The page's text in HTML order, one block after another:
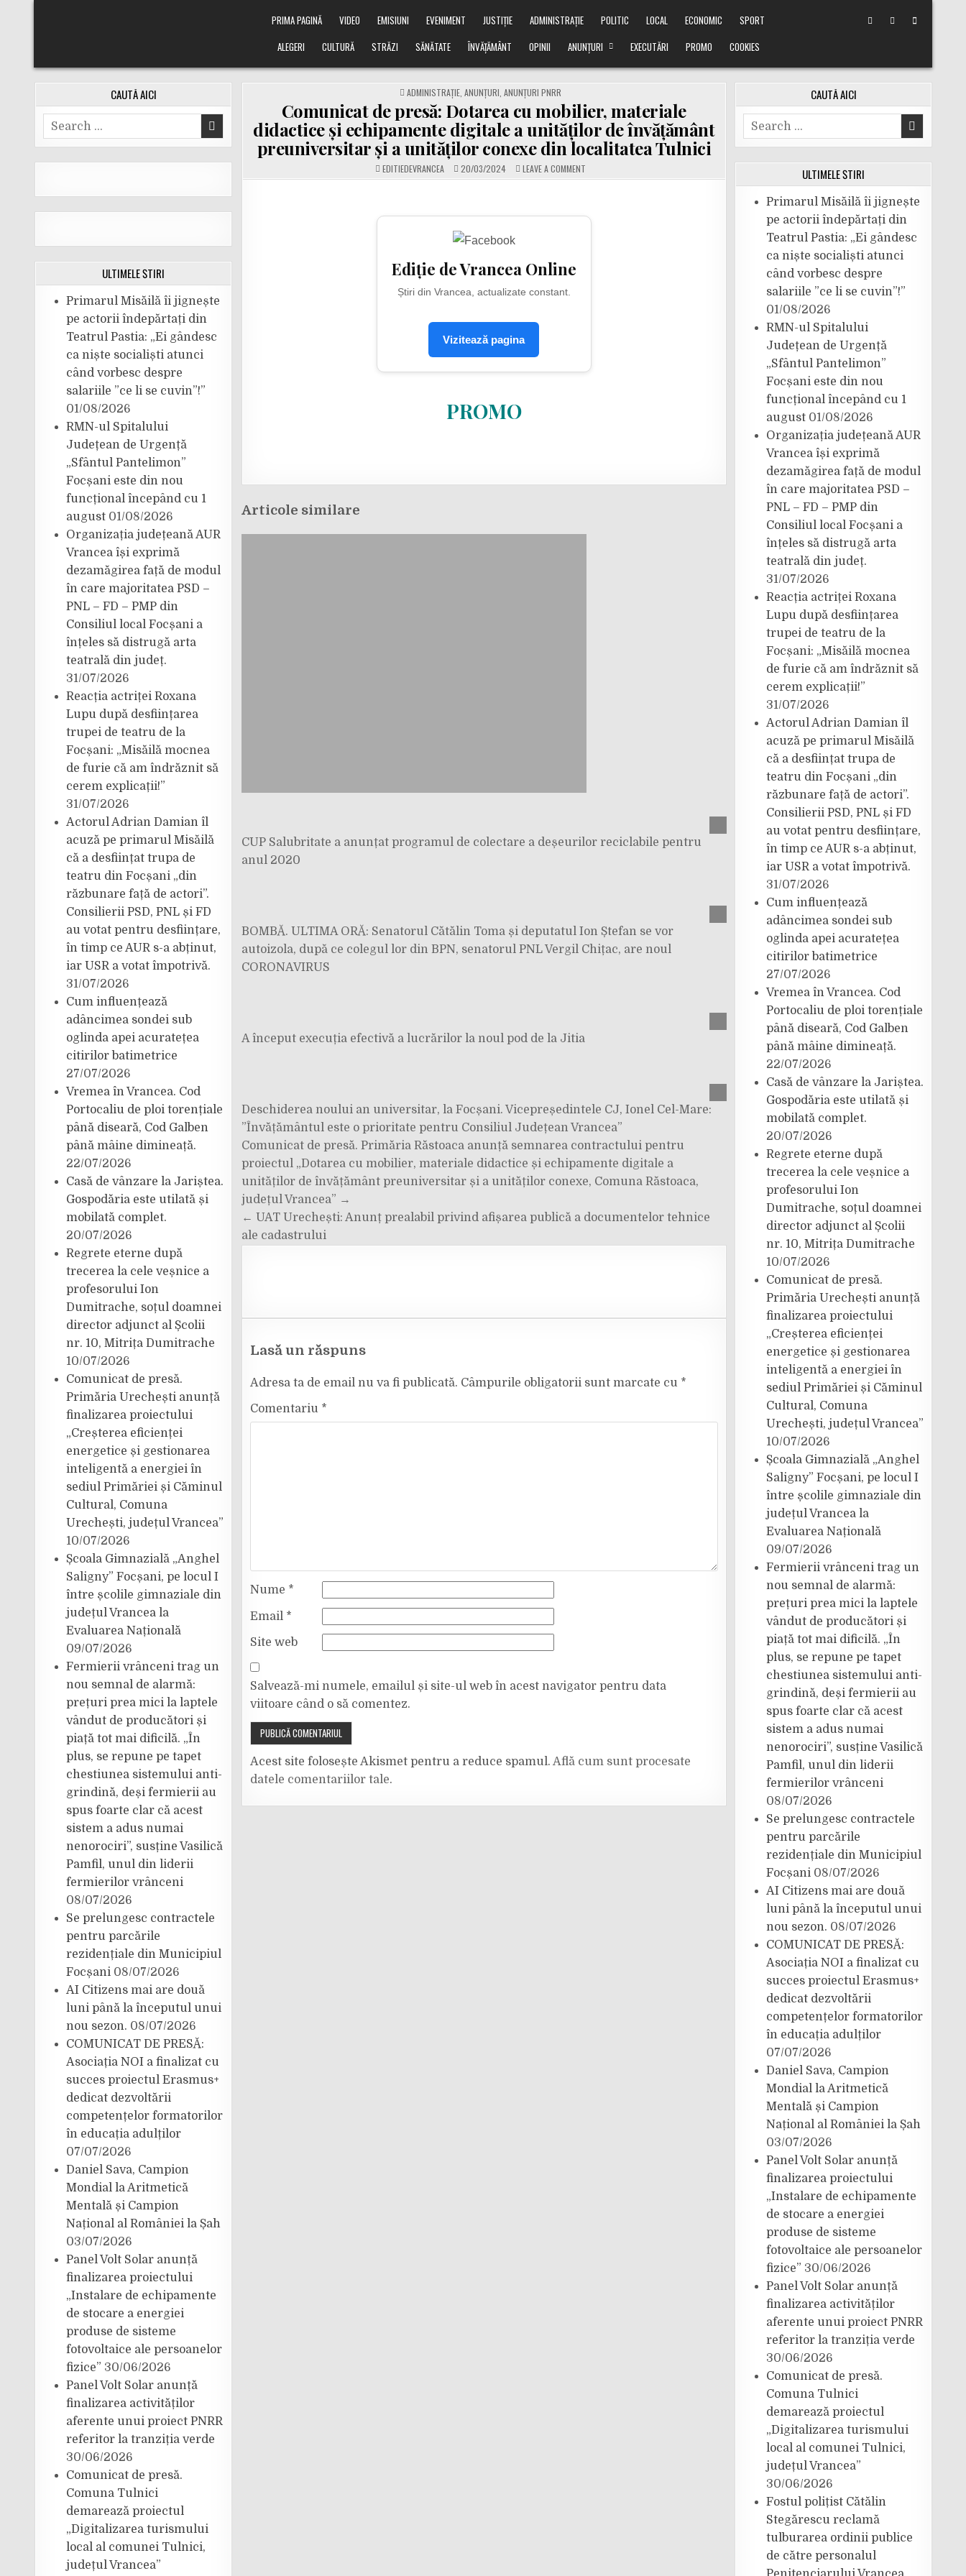
PRIMA PAGINĂ VIDEO EMISIUNI EVENIMENT JUSTIȚIE ADMINISTRAȚIE POLITIC LOCAL ECONOMIC
SPORT
ALEGERI
CULTURĂ STRĂZI SĂNĂTATE ÎNVĂȚĂMÂNT OPINII ANUNȚURI EXECUTĂRI PROMO COOKIES
POSTED
IN
ADMINISTRAȚIE, ANUNȚURI ANUNȚURI PNRR
Comunicat de presă: Dotarea cu mobilier, materiale
didactice și echipamente digitale a unităților de învățământ
preuniversitar și a unităților conexe din localitatea Tulnici
EDITIEDEVRANCEA 20/03/2024 LEAVE A COMMENTON
COMUNICAT
MOBILIER,
TULNICI
Ediție de Vrancea Online
Știri din Vrancea, actualizate constant.
Vizitează pagina
PROMO
Articole similare
CUP Salubritate a anunțat programul de colectare a deșeurilor reciclabile pentru
anul 2020
BOMBĂ. ULTIMA ORĂ: Senatorul Cătălin Toma și deputatul Ion Ștefan se vor
autoizola, după ce colegul lor din BPN, senatorul PNL Vergil Chițac, are noul
CORONAVIRUS
A început execuția efectivă a lucrărilor la noul pod de la Jitia
Deschiderea noului an universitar, la Focșani. Vicepreședintele CJ, Ionel Cel-Mare:
”Învățământul este o prioritate pentru Consiliul Județean Vrancea”
Navigare
în
articole
Comunicat de presă. Primăria Răstoaca anunță semnarea contractului pentru
proiectul „Dotarea cu mobilier, materiale didactice și echipamente digitale a
unităților de învățământ preuniversitar și a unităților conexe, Comuna Răstoaca,
județul Vrancea” →
← UAT Urechești: Anunț prealabil privind afișarea publică a documentelor tehnice
ale cadastrului
Lasă un răspuns
Adresa ta de email nu va fi publicată. Câmpurile obligatorii sunt marcate cu *
Comentariu *
Nume *
Email *
Site web
Salvează-mi numele, emailul și site-ul web în acest navigator pentru data
viitoare când o să comentez.
Acest site folosește Akismet pentru a reduce spamul. Află cum sunt procesate
datele comentariilor tale.
CAUTĂ AICI
Search
for:
ULTIMELE ȘTIRI
Primarul Misăilă îi jignește
pe actorii îndepărtați din
Teatrul Pastia: „Ei gândesc
ca niște socialiști atunci
când vorbesc despre
salariile ”ce li se cuvin”!”
01/08/2026
RMN-ul Spitalului
Județean de Urgență
„Sfântul Pantelimon”
Focșani este din nou
funcțional începând cu 1
august 01/08/2026
Organizația județeană AUR
Vrancea își exprimă
dezamăgirea față de modul
în care majoritatea PSD –
PNL – FD – PMP din
Consiliul local Focșani a
înțeles să distrugă arta
teatrală din județ.
31/07/2026
Reacția actriței Roxana
Lupu după desființarea
trupei de teatru de la
Focșani: „Misăilă mocnea
de furie că am îndrăznit să
cerem explicații!”
31/07/2026
Actorul Adrian Damian îl
acuză pe primarul Misăilă
că a desființat trupa de
teatru din Focșani „din
răzbunare față de actori”.
Consilierii PSD, PNL și FD
au votat pentru desființare,
în timp ce AUR s-a abținut,
iar USR a votat împotrivă.
31/07/2026
Cum influențează
adâncimea sondei sub
oglinda apei acuratețea
citirilor batimetrice
27/07/2026
Vremea în Vrancea. Cod
Portocaliu de ploi torențiale
până diseară, Cod Galben
până mâine dimineață.
22/07/2026
Casă de vânzare la Jariștea.
Gospodăria este utilată și
mobilată complet.
20/07/2026
Regrete eterne după
trecerea la cele veșnice a
profesorului Ion
Dumitrache, soțul doamnei
director adjunct al Școlii
nr. 10, Mitrița Dumitrache
10/07/2026
Comunicat de presă.
Primăria Urechești anunță
finalizarea proiectului
„Creșterea eficienței
energetice și gestionarea
inteligentă a energiei în
sediul Primăriei și Căminul
Cultural, Comuna
Urechești, județul Vrancea”
10/07/2026
Școala Gimnazială „Anghel
Saligny” Focșani, pe locul I
între școlile gimnaziale din
județul Vrancea la
Evaluarea Națională
09/07/2026
Fermierii vrânceni trag un
nou semnal de alarmă:
prețuri prea mici la laptele
vândut de producători și
piață tot mai dificilă. „În
plus, se repune pe tapet
chestiunea sistemului anti-
grindină, deși fermierii au
spus foarte clar că acest
sistem a adus numai
nenorociri”, susține Vasilică
Pamfil, unul din liderii
fermierilor vrânceni
08/07/2026
Se prelungesc contractele
pentru parcările
rezidențiale din Municipiul
Focșani 08/07/2026
AI Citizens mai are două
luni până la începutul unui
nou sezon. 08/07/2026
COMUNICAT DE PRESĂ:
Asociația NOI a finalizat cu
succes proiectul Erasmus+
dedicat dezvoltării
competențelor formatorilor
în educația adulților
07/07/2026
Daniel Sava, Campion
Mondial la Aritmetică
Mentală și Campion
Național al României la Șah
03/07/2026
Panel Volt Solar anunță
finalizarea proiectului
„Instalare de echipamente
de stocare a energiei
produse de sisteme
fotovoltaice ale persoanelor
fizice” 30/06/2026
Panel Volt Solar anunță
finalizarea activităților
aferente unui proiect PNRR
referitor la tranziția verde
30/06/2026
Comunicat de presă.
Comuna Tulnici
demarează proiectul
„Digitalizarea turismului
local al comunei Tulnici,
județul Vrancea”
CAUTĂ AICI
Search
for:
ULTIMELE ȘTIRI
Primarul Misăilă îi jignește
pe actorii îndepărtați din
Teatrul Pastia: „Ei gândesc
ca niște socialiști atunci
când vorbesc despre
salariile ”ce li se cuvin”!”
01/08/2026
RMN-ul Spitalului
Județean de Urgență
„Sfântul Pantelimon”
Focșani este din nou
funcțional începând cu 1
august 01/08/2026
Organizația județeană AUR
Vrancea își exprimă
dezamăgirea față de modul
în care majoritatea PSD –
PNL – FD – PMP din
Consiliul local Focșani a
înțeles să distrugă arta
teatrală din județ.
31/07/2026
Reacția actriței Roxana
Lupu după desființarea
trupei de teatru de la
Focșani: „Misăilă mocnea
de furie că am îndrăznit să
cerem explicații!”
31/07/2026
Actorul Adrian Damian îl
acuză pe primarul Misăilă
că a desființat trupa de
teatru din Focșani „din
răzbunare față de actori”.
Consilierii PSD, PNL și FD
au votat pentru desființare,
în timp ce AUR s-a abținut,
iar USR a votat împotrivă.
31/07/2026
Cum influențează
adâncimea sondei sub
oglinda apei acuratețea
citirilor batimetrice
27/07/2026
Vremea în Vrancea. Cod
Portocaliu de ploi torențiale
până diseară, Cod Galben
până mâine dimineață.
22/07/2026
Casă de vânzare la Jariștea.
Gospodăria este utilată și
mobilată complet.
20/07/2026
Regrete eterne după
trecerea la cele veșnice a
profesorului Ion
Dumitrache, soțul doamnei
director adjunct al Școlii
nr. 10, Mitrița Dumitrache
10/07/2026
Comunicat de presă.
Primăria Urechești anunță
finalizarea proiectului
„Creșterea eficienței
energetice și gestionarea
inteligentă a energiei în
sediul Primăriei și Căminul
Cultural, Comuna
Urechești, județul Vrancea”
10/07/2026
Școala Gimnazială „Anghel
Saligny” Focșani, pe locul I
între școlile gimnaziale din
județul Vrancea la
Evaluarea Națională
09/07/2026
Fermierii vrânceni trag un
nou semnal de alarmă:
prețuri prea mici la laptele
vândut de producători și
piață tot mai dificilă. „În
plus, se repune pe tapet
chestiunea sistemului anti-
grindină, deși fermierii au
spus foarte clar că acest
sistem a adus numai
nenorociri”, susține Vasilică
Pamfil, unul din liderii
fermierilor vrânceni
08/07/2026
Se prelungesc contractele
pentru parcările
rezidențiale din Municipiul
Focșani 08/07/2026
AI Citizens mai are două
luni până la începutul unui
nou sezon. 08/07/2026
COMUNICAT DE PRESĂ:
Asociația NOI a finalizat cu
succes proiectul Erasmus+
dedicat dezvoltării
competențelor formatorilor
în educația adulților
07/07/2026
Daniel Sava, Campion
Mondial la Aritmetică
Mentală și Campion
Național al României la Șah
03/07/2026
Panel Volt Solar anunță
finalizarea proiectului
„Instalare de echipamente
de stocare a energiei
produse de sisteme
fotovoltaice ale persoanelor
fizice” 30/06/2026
Panel Volt Solar anunță
finalizarea activităților
aferente unui proiect PNRR
referitor la tranziția verde
30/06/2026
Comunicat de presă.
Comuna Tulnici
demarează proiectul
„Digitalizarea turismului
local al comunei Tulnici,
județul Vrancea”
30/06/2026
Fostul polițist Cătălin
Stegărescu reclamă
tulburarea ordinii publice
de către personalul